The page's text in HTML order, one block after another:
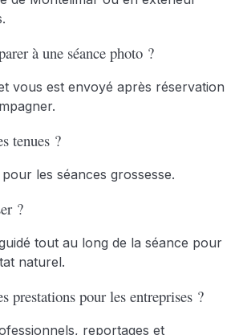
à une séance photo ?
vous est envoyé après réservation
tenues ?
les séances grossesse.
?
tout au long de la séance pour
naturel.
prestations pour les entreprises ?
reportages et